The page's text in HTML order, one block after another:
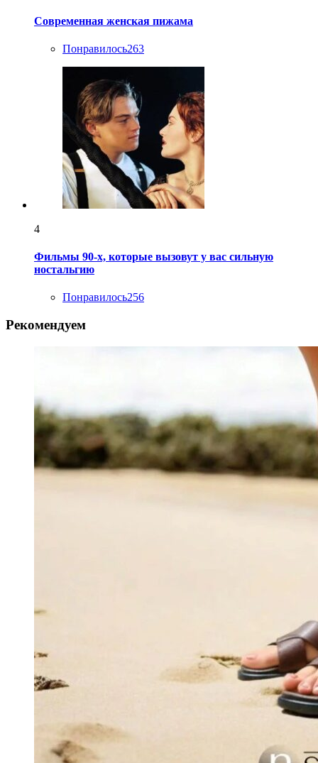
Современная женская пижама
Понравилось263
4
Фильмы 90-х, которые вызовут у вас сильную
ностальгию
Понравилось256
Рекомендуем